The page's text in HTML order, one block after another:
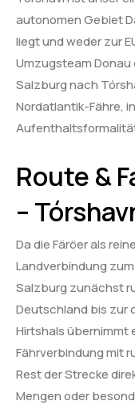
autonomen Gebiet
liegt und weder zur
Umzugsteam
Salzburg nach
Nordatlantik-Fähre,
Route &
–
Da die Färöer als
Landverbindung
Salzburg zunächst
Deutschland bis zur
Hirtshals übernimmt
Fährverbindung mit
Rest der Strecke
Mengen oder